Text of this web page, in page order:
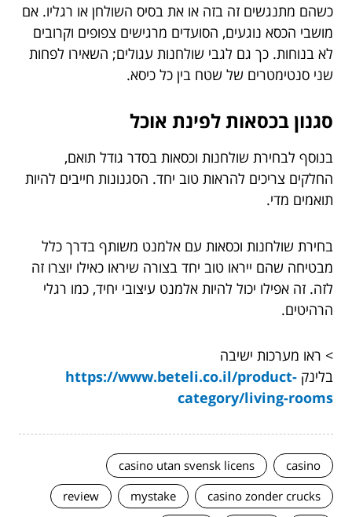
כשהם מתנגשים זה בזה או את בסיס השולחן או רגליו. אם
מושבי הכסא נוגעים, הסועדים מרגישים צפופים וקרובים
לא בנוחות. כך גם לגבי שולחנות עגולים; השאירו לפחות
שני סנטימטרים של שטח בין כל כיסא.
סגנון בכסאות לפינת אוכל
בנוסף לבחירת שולחנות וכסאות בסדר גודל תואם,
החלקים צריכים להראות טוב יחד. הסגנונות חייבים להיות
תואמים מדי.
בחירת שולחנות וכסאות עם אלמנט משותף בדרך כלל
מבטיחה שהם ייראו טוב יחד בצורה שיראו כאילו יוצרו זה
לזה. זה אפילו יכול להיות אלמנט עיצובי יחיד, כמו רגלי
הרהיטים.
> ראו מערכות ישיבה
בלינק https://www.beteli.co.il/product-
category/living-rooms
casino
casino utan svensk licens
casino zonder crucks
mystake
review